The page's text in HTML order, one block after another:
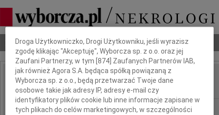
Nekrologi Odeszli Poradnik pogrzebowy
IMIĘ I NAZWISKO: Antoni Malinowski
REGION: Wrocław
Dbamy o Twoją prywatność
Droga Użytkowniczko, Drogi Użytkowniku, jeśli wyrazisz
zgodę klikając "Akceptuję", Wyborcza sp. z o.o. oraz jej
Zaufani Partnerzy, w tym [874 ] Zaufanych Partnerów IAB,
jak również Agora S.A. będąca spółką powiązaną z
Wyborcza sp. z o.o., będą przetwarzać Twoje dane
osobowe takie jak adresy IP, adresy e-mail czy
identyfikatory plików cookie lub inne informacje zapisane w
tych plikach do celów marketingowych, w szczególności